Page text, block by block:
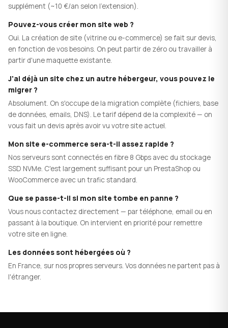
supplément (~10 €/an selon l'extension).
Pouvez-vous créer mon site web ?
Oui. La création de site (vitrine ou e-commerce) se fait sur devis,
en fonction de vos besoins. On peut partir de zéro ou travailler à
partir d'une maquette existante.
J'ai déjà un site chez un autre hébergeur, vous pouvez le
migrer ?
Absolument. On s'occupe de la migration complète (fichiers, base
de données, emails, DNS). Le tarif dépend de la complexité — on
vous fait un devis après avoir vu votre site actuel.
Mon site e-commerce sera-t-il assez rapide ?
Nos serveurs sont connectés en fibre 8 Gbps avec du stockage
SSD NVMe. C'est largement suffisant pour un PrestaShop ou
WooCommerce avec un trafic standard.
Que se passe-t-il si mon site tombe en panne ?
Vous nous contactez directement — par téléphone, email ou en
passant à la boutique. On intervient en priorité pour remettre
votre site en ligne.
Les données sont hébergées où ?
En France, sur nos propres serveurs. Vos données ne partent pas à
l'étranger.